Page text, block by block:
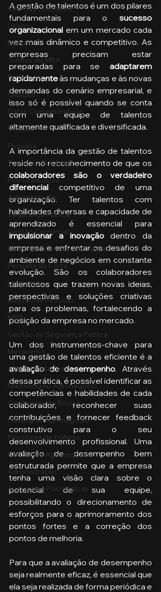
Ciências Contábeis
Direito
Bancos
Turmas de MBA
Psicologia
Cidades
Datas Comemorativas
Vendas
Pecuária
Turma de Graduação
Pós-Graduação
Administração
Segurança Publica
Gestão Comercial
Banking e Mercado de Capitais
Pecuária de Corte
Liderança
Gestão de Pessoas
MBA
Gestão de Segurança Publica
Metaverso
Aula no Metaverso
Marketing no Agronegócio
Confinamento Bovino
Holding no Agronegócio
Psicologia de tráfego
Gestão do Agronegócio
Administração
Avaliações Psicológicas
A gestão de talentos é um dos pilares
fundamentais para o sucesso
organizacional em um mercado cada
vez mais dinâmico e competitivo. As
empresas precisam estar
preparadas para se adaptarem
rapidamente às mudanças e às novas
demandas do cenário empresarial, e
isso só é possível quando se conta
com uma equipe de talentos
altamente qualificada e diversificada.
A importância da gestão de talentos
colaboradores são o verdadeiro
diferencial competitivo de uma
organização. Ter talentos com
habilidades diversas e capacidade de
impulsionar a inovação dentro da
empresa e enfrentar os desafios do
ambiente de negócios em constante
evolução. São os colaboradores
talentosos que trazem novas ideias,
perspectivas e soluções criativas
para os problemas, fortalecendo a
posição da empresa no mercado.
Um dos instrumentos-chave para
avaliação de desempenho. Através
dessa prática, é possível identificar as
competências e habilidades de cada
colaborador, reconhecer suas
contribuições e fornecer feedback
construtivo para o seu
desenvolvimento profissional. Uma
avaliação de desempenho bem
estruturada permite que a empresa
tenha uma visão clara sobre o
potencial de sua equipe,
possibilitando o direcionamento de
esforços para o aprimoramento dos
pontos fortes e a correção dos
pontos de melhoria.
Para que a avaliação de desempenho
seja realmente eficaz, é essencial que
ela seja realizada de forma periódica e